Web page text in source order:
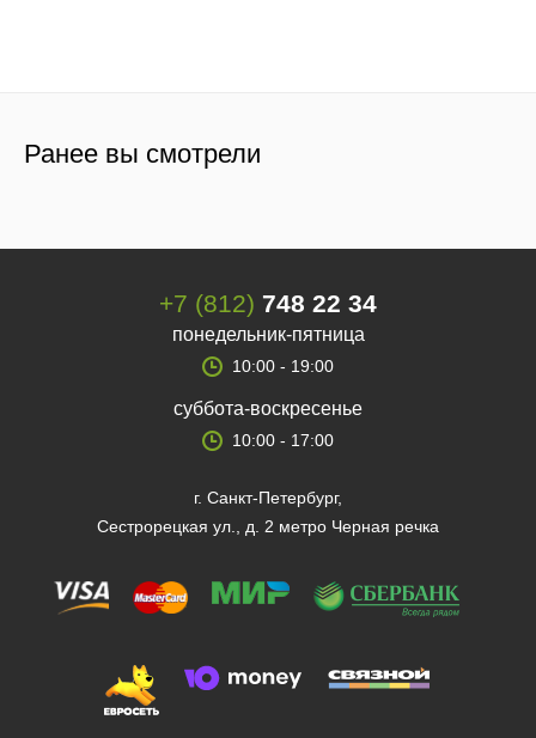
Ранее вы смотрели
+7 (812) 748 22 34
понедельник-пятница
10:00 - 19:00
суббота-воскресенье
10:00 - 17:00
г. Санкт-Петербург,
Сестрорецкая ул., д. 2 метро Черная речка